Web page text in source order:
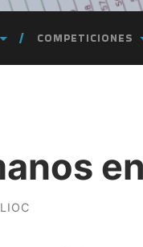
COMPETICIONES